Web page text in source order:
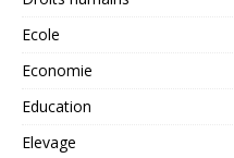
Ecole
Economie
Education
Elevage